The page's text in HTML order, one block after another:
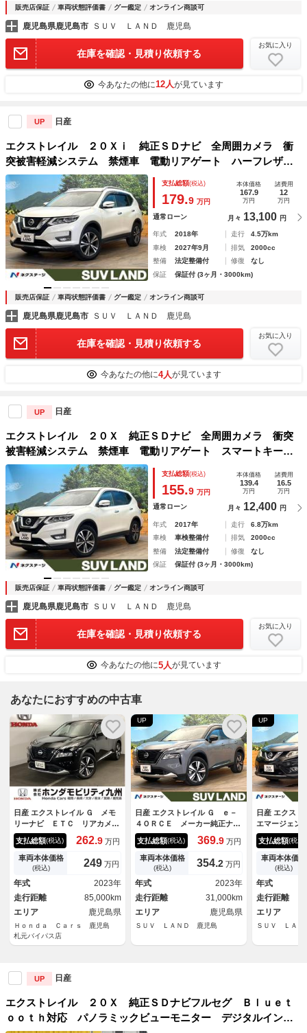
販売店保証 車両状態評価書 グー鑑定 オンライン商談可
鹿児島県鹿児島市 ＳＵＶ ＬＡＮＤ 鹿児島
在庫を確認・見積り依頼する
お気に入り
今あなたの他に12人が見ています
UP 日産
エクストレイル ２０Ｘｉ 純正ＳＤナビ 全周囲カメラ 衝
突被害軽減システム 禁煙車 電動リアゲート ハーフレザー
シート コーナーセンサー スマートキー ＬＥＤヘッド ビ
ルトインＥＴＣ 純正１８インチアルミ 車線逸脱警報
支払総額(税込)
179.9 万円
本体価格
167.9
万円
諸費用
12
万円
通常ローン 月々 13,100 円
年式 2018年 走行
4.5万km
車検
2027年9月 排気
2000cc
整備
法定整備付 修復
なし
保証
保証付 (3ヶ月・3000km)
販売店保証 車両状態評価書 グー鑑定 オンライン商談可
鹿児島県鹿児島市 ＳＵＶ ＬＡＮＤ 鹿児島
在庫を確認・見積り依頼する
お気に入り
今あなたの他に4人が見ています
UP 日産
エクストレイル ２０Ｘ 純正ＳＤナビ 全周囲カメラ 衝突
被害軽減システム 禁煙車 電動リアゲート スマートキー
ＬＥＤヘッド ビルトインＥＴＣ 純正１７インチアルミ オ
ートライト デュアルエアコン Ｂｌｕｅｔｏｏｔｈ ＣＤ
支払総額(税込)
155.9 万円
本体価格
139.4
万円
諸費用
16.5
万円
通常ローン 月々 12,400 円
年式 2017年 走行
6.8万km
車検
車検整備付 排気
2000cc
整備
法定整備付 修復
なし
保証
保証付 (3ヶ月・3000km)
販売店保証 車両状態評価書 グー鑑定 オンライン商談可
鹿児島県鹿児島市 ＳＵＶ ＬＡＮＤ 鹿児島
在庫を確認・見積り依頼する
お気に入り
今あなたの他に5人が見ています
あなたにおすすめの中古車
日産 エクストレイル Ｇ メモ
リーナビ ＥＴＣ リアカメ
ラ シートヒーター 衝突軽減
ブレーキ Ｂｌｕｅｔｏｏｔ
ｈ パワーシート ＬＥＤヘッ
ドランプ イモビ オートライ
ト ＡＣ１００Ｖ バックカメ
ラ スマートキー ターボ
支払総額(税込) 262.9 万円
車両本体価格
(税込) 249 万円
年式
2023年
走行距離
85,000km
エリア
鹿児島県
Ｈｏｎｄａ Ｃａｒｓ 鹿児島
札元バイパス店
UP
日産 エクストレイル Ｇ ｅ－
４ＯＲＣＥ メーカー純正ナ
ビ 全周囲カメラ プロパイロ
ット デジタルインナーミラ
ー ブラインドスポットモニタ
ー シートヒーター パワーバ
ックドア ＬＥＤヘッドライ
ト 純正１９インチアルミ ４
ＷＤ
支払総額(税込) 369.9 万円
車両本体価格
(税込) 354.2 万円
年式
2023年
走行距離
31,000km
エリア
鹿児島県
ＳＵＶ ＬＡＮＤ 鹿児島
UP
日産 エクス
エマージェン
ケージ 禁煙
周囲カメラ
ブレーキ ス
トインＥＴ
１８インチア
アコン Ｂｌ
ＣＤ ＤＶＤ
支払総額(税込)
車両本体価格
(税込)
年式
走行距離
エリア
ＳＵＶ ＬＡ
UP 日産
エクストレイル ２０Ｘ 純正ＳＤナビフルセグ Ｂｌｕｅｔ
ｏｏｔｈ対応 パノラミックビューモニター デジタルインナ